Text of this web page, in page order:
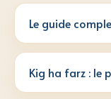
Le guide
Kig ha farz : le